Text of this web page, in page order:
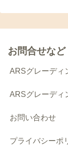
お問合せなど
ARSグレーデ
ARSグレーデ
お問い合わせ
プライバシーポ